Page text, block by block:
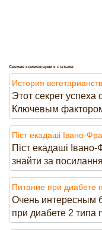
Свежие комментарии к статьям:
История
Этот секрет успеха
Ключевым
Піст екадаші Івано-
Піст екадаші
знайти за
Питание при диабете
Очень интересным
при диабете 2 типа